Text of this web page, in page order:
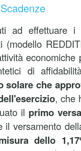
Scadenze
ad effettuare i
(modello
di
solare che
, che
il primo
il versamento
dello